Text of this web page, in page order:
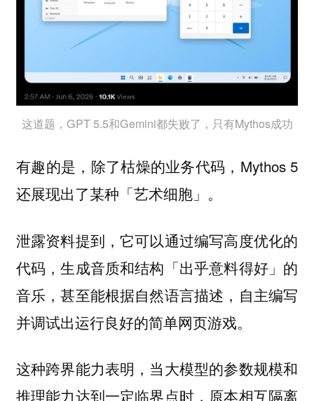
这道题，GPT 5.5和Gemini都失败了，只有Mythos成功
有趣的是，除了枯燥的业务代码，Mythos 5
还展现出了某种「艺术细胞」。
泄露资料提到，它可以通过编写高度优化的
代码，生成音质和结构「出乎意料得好」的
音乐，甚至能根据自然语言描述，自主编写
并调试出运行良好的简单网页游戏。
这种跨界能力表明，当大模型的参数规模和
推理能力达到一定临界点时，原本相互隔离